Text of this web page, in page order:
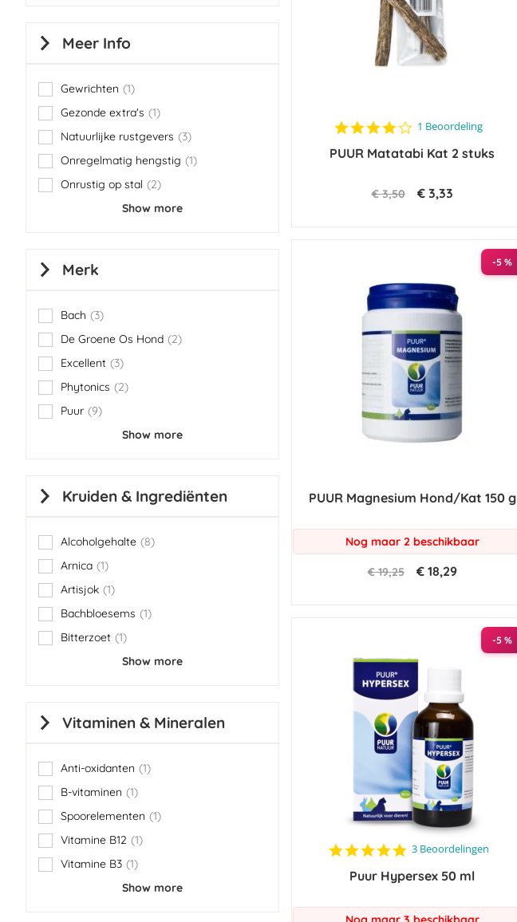
4.0
rating
1 Beoordeling
PUUR Matatabi Kat 2 stuks
€ 3,50 € 3,33
-5 %
PUUR Magnesium Hond/Kat 150 g
Nog maar 2 beschikbaar
€ 19,25 € 18,29
-5 %
5.0
rating
3 Beoordelingen
Puur Hypersex 50 ml
Meer Info
Gewrichten 1
item
Gezonde extra's
1
item
Natuurlijke rustgevers
3
items
Onregelmatig hengstig
1
item
Onrustig op stal
2
items
Show more
Merk
Bach 3
items
De Groene Os Hond
2
items
Excellent
3
items
Phytonics
2
items
Puur
9
items
Show more
Kruiden & Ingrediënten
Alcoholgehalte 8
items
Arnica 1
item
Artisjok 1
item
Bachbloesems
1
item
Bitterzoet 1
item
Show more
Vitaminen & Mineralen
Anti-oxidanten 1
item
B-vitaminen
1
item
Spoorelementen
1
item
Vitamine B12
1
item
Vitamine B3 1
item
Show more